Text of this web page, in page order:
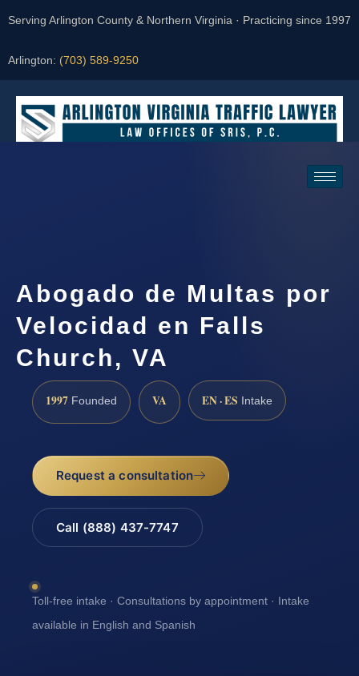
Serving Arlington County & Northern Virginia · Practicing since 1997
Arlington: (703) 589-9250
Abogado de Multas por
Velocidad en Falls
Church, VA
1997 Founded VA EN · ES Intake
Request a consultation
Call (888) 437-7747
Toll-free intake · Consultations by appointment · Intake
available in English and Spanish